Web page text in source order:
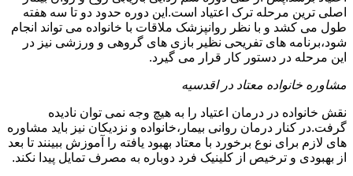
اصلی ترین مرحله ترک اعتیاد است.این دوره حدود دو تا سه هفته
طول می کشد و با نظر روانپزشک ملاقات با خانواده می تواند انجام
شود،برنامه های تفریحی نظیر بازی های گروهی و ورزشی نیز در
این مرحله در دستور کار قرار می گیرد.
مشاوره خانواده معتاد در اقدسیه
نقش خانواده در درمان اعتیاد را به هیچ وجه نمی توان نادیده
گرفت.در کنار درمان روانی بیمار،خانواده و نزدیکان نیز باید مشاوره
های لازم برای نوع برخورد با معتاد بهبود یافته را آموزش ببینند تا بعد
از بهبودی و ترخیص از کلینیک فرد دوباره به مصرف تمایل پیدا نکند.